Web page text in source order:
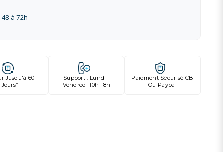
à 72h
Jusqu'à 60
Jours*
Support : Lundi -
Vendredi 10h-18h
Paiement Sécurisé CB
Ou Paypal